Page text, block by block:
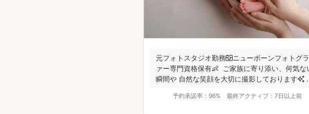
元フォトスタジオ勤務📷ニューボーンフォトグ
ァー専門資格保有👶 ご家族に寄り添い、何気な
瞬間や 自然な笑顔を大切に撮影しております✨
予約承諾率： 96% 最終アクティブ： 7日以上前